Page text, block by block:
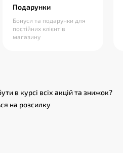
Подарунки
Бонуси та подарунки для
постійних клієнтів
магазину
в курсі всіх акцій та знижок?
на розсилку